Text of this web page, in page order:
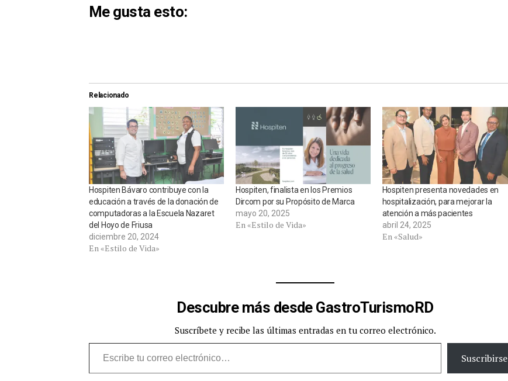
Me gusta esto:
Relacionado
Hospiten Bávaro contribuye con la
educación a través de la donación de
computadoras a la Escuela Nazaret
del Hoyo de Friusa
diciembre 20, 2024
En «Estilo de Vida»
Hospiten, finalista en los Premios
Dircom por su Propósito de Marca
mayo 20, 2025
En «Estilo de Vida»
Hospiten presenta novedades en
hospitalización, para mejorar la
atención a más pacientes
abril 24, 2025
En «Salud»
Descubre más desde GastroTurismoRD
Suscríbete y recibe las últimas entradas en tu correo electrónico.
Escribe tu correo electrónico…
Suscribirse